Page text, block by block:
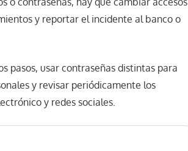
y reportar el incidente al banco o
pasos, usar contraseñas distintas para
y revisar periódicamente los
y redes sociales.